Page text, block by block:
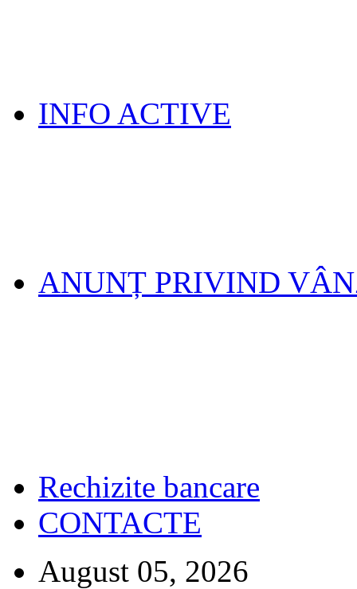
INFO ACTIVE
ANUNȚ PRIVIND
Rechizite bancare
CONTACTE
August 05, 2026